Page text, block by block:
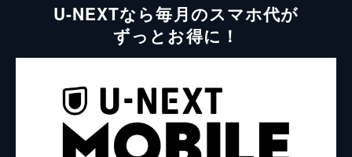
U-NEXTなら毎月のスマホ代が
ずっとお得に！